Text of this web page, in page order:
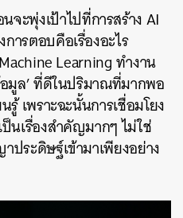
จะพุ่งเป้าไปที่การสร้าง AI
ารตอบคือเรื่องอะไร
Learning ทำงาน
มูล’ ที่ดีในปริมาณที่มากพอ
เพราะฉะนั้นการเชื่อมโยง
นเรื่องสำคัญมากๆ ไม่ใช่
ระดิษฐ์เข้ามาเพียงอย่าง